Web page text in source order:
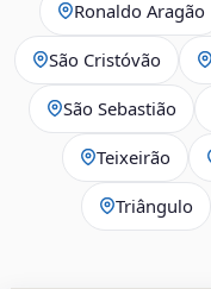
Ronaldo Aragão
São Cristóvão
São Sebastião
Teixeirão
Triângulo